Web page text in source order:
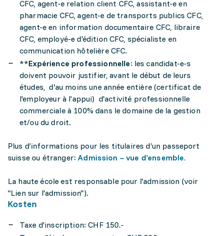
CFC, agent-e relation client CFC, assistant-e en
pharmacie CFC, agent-e de transports publics CFC,
agent-e en information documentaire CFC, libraire
CFC, employé-e d'édition CFC, spécialiste en
communication hôtelière CFC.
**Expérience professionnelle: les candidat-e-s
doivent pouvoir justifier, avant le début de leurs
études, d'au moins une année entière (certificat de
l'employeur à l'appui) d'activité professionnelle
commerciale à 100% dans le domaine de la gestion
et/ou du droit.
Plus d’informations pour les titulaires d’un passeport
suisse ou étranger:Admission – vue d’ensemble.
La haute école est responsable pour l'admission (voir
"Lien sur l'admission").
Kosten
Taxe d'inscription: CHF 150.-